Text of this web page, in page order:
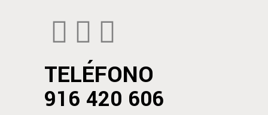
TELÉFONO
916 420 606